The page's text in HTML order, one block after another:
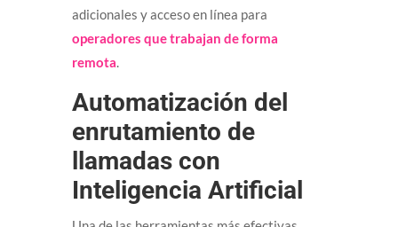
adicionales y acceso en línea para
operadores que trabajan de forma
remota.
Automatización del
enrutamiento de
llamadas con
Inteligencia Artificial